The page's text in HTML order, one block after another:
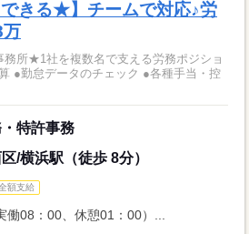
できる★】チームで対応♪労
務所★1社を複数名で支える労務ポジショ
●勤怠データのチェック ●各種手当・控
特許事務
/横浜駅（徒歩 8分）
額支給
働08：00、休憩01：00）...